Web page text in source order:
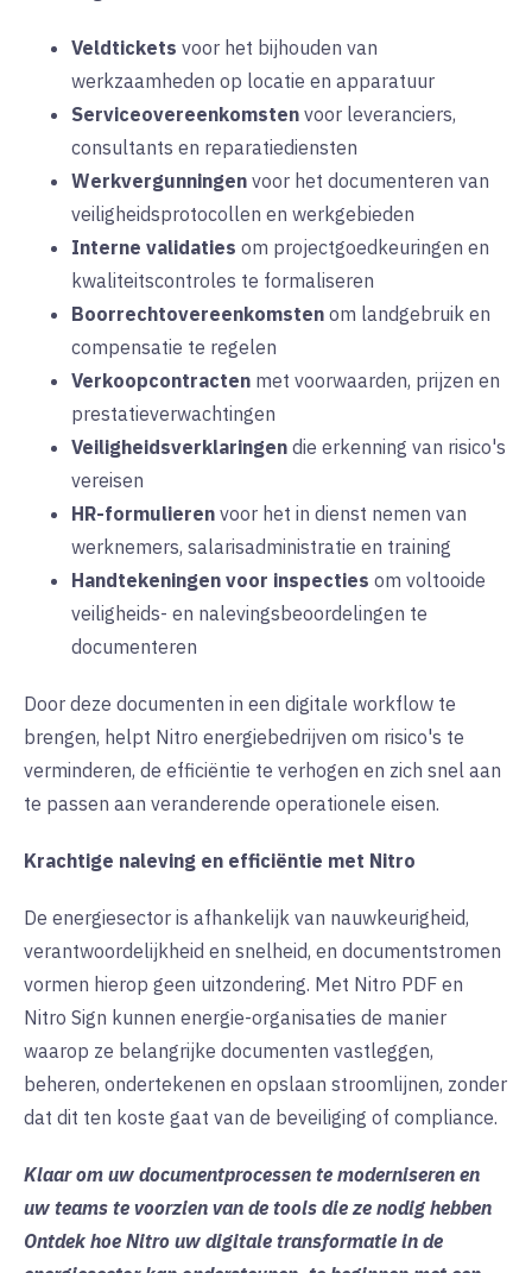
Veldtickets voor het bijhouden van
werkzaamheden op locatie en apparatuur
Serviceovereenkomsten voor leveranciers,
consultants en reparatiediensten
Werkvergunningen voor het documenteren van
veiligheidsprotocollen en werkgebieden
Interne validaties om projectgoedkeuringen en
kwaliteitscontroles te formaliseren
Boorrechtovereenkomsten om landgebruik en
compensatie te regelen
Verkoopcontracten met voorwaarden, prijzen en
prestatieverwachtingen
Veiligheidsverklaringen die erkenning van risico's
vereisen
HR-formulieren voor het in dienst nemen van
werknemers, salarisadministratie en training
Handtekeningen voor inspecties om voltooide
veiligheids- en nalevingsbeoordelingen te
documenteren
Door deze documenten in een digitale workflow te
brengen, helpt Nitro energiebedrijven om risico's te
verminderen, de efficiëntie te verhogen en zich snel aan
te passen aan veranderende operationele eisen.
Krachtige naleving en efficiëntie met Nitro
De energiesector is afhankelijk van nauwkeurigheid,
verantwoordelijkheid en snelheid, en documentstromen
vormen hierop geen uitzondering. Met Nitro PDF en
Nitro Sign kunnen energie-organisaties de manier
waarop ze belangrijke documenten vastleggen,
beheren, ondertekenen en opslaan stroomlijnen, zonder
dat dit ten koste gaat van de beveiliging of compliance.
Klaar om uw documentprocessen te moderniseren en
uw teams te voorzien van de tools die ze nodig hebben
Ontdek hoe Nitro uw digitale transformatie in de